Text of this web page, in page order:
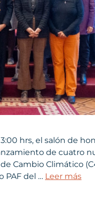
hrs, el salón de
de cuatro
Cambio Climático
PAF del … Leer más